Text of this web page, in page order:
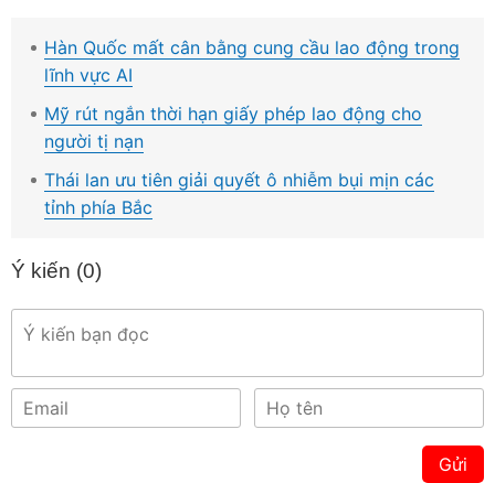
Hàn Quốc mất cân bằng cung cầu lao động trong
lĩnh vực AI
Mỹ rút ngắn thời hạn giấy phép lao động cho
người tị nạn
Thái lan ưu tiên giải quyết ô nhiễm bụi mịn các
tỉnh phía Bắc
Ý kiến (0)
Gửi